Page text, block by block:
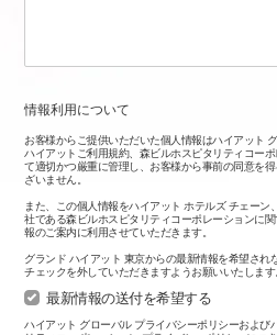
情報利用について
お客様からご提供いただいた個人情報はハイアット
ハイアットご利用規約、森ビルホスピタリティコー
て適切かつ厳重に管理し、お客様から事前の同意を
ざいません。
また、この個人情報をハイアット ホテルズ チェー
社である森ビルホスピタリティコーポレーションに
報のご案内に利用させていただきます。
グランド ハイアット 東京からの最新情報を希望され
チェックを外していただきますようお願いいたします
最新情報の送付を希望する
ハイアット グローバル プライバシーポリシーおよび